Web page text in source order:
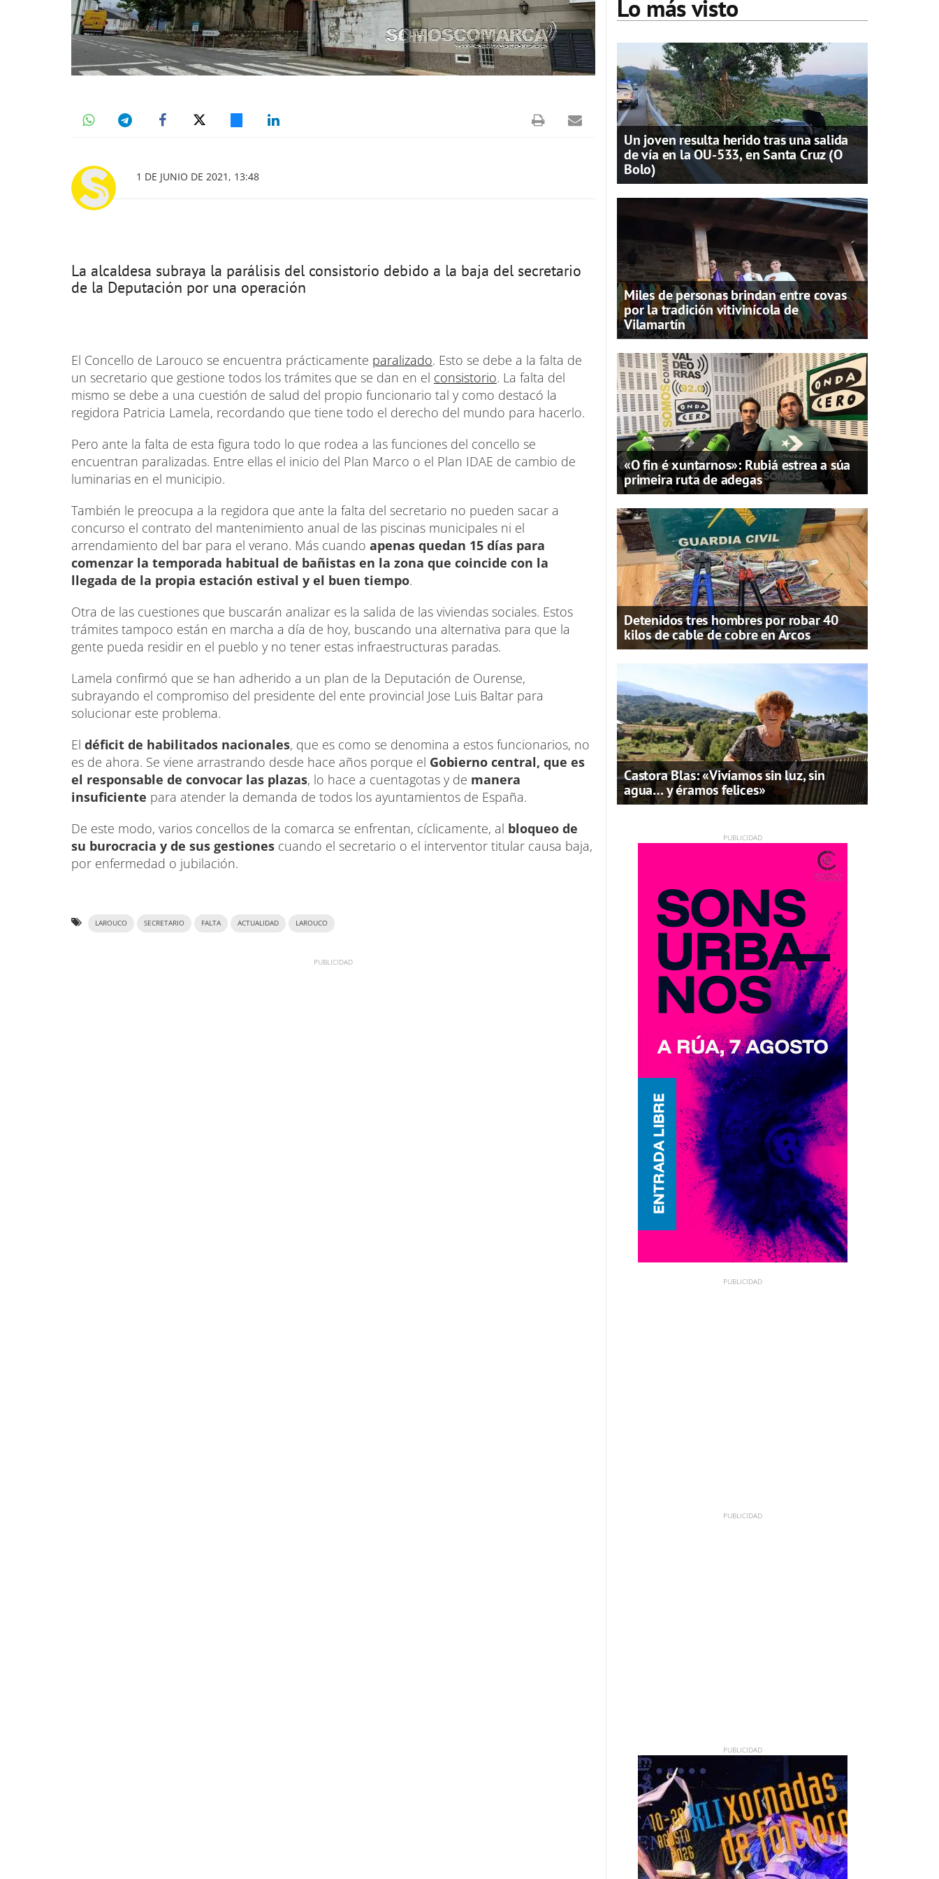
1 DE JUNIO DE 2021, 13:48
La alcaldesa subraya la parálisis del consistorio debido a la baja del secretario
de la Deputación por una operación
El Concello de Larouco se encuentra prácticamente paralizado. Esto se debe a la falta de
un secretario que gestione todos los trámites que se dan en el consistorio. La falta del
mismo se debe a una cuestión de salud del propio funcionario tal y como destacó la
regidora Patricia Lamela, recordando que tiene todo el derecho del mundo para hacerlo.
Pero ante la falta de esta figura todo lo que rodea a las funciones del concello se
encuentran paralizadas. Entre ellas el inicio del Plan Marco o el Plan IDAE de cambio de
luminarias en el municipio.
También le preocupa a la regidora que ante la falta del secretario no pueden sacar a
concurso el contrato del mantenimiento anual de las piscinas municipales ni el
arrendamiento del bar para el verano. Más cuando apenas quedan 15 días para
comenzar la temporada habitual de bañistas en la zona que coincide con la
llegada de la propia estación estival y el buen tiempo.
Otra de las cuestiones que buscarán analizar es la salida de las viviendas sociales. Estos
trámites tampoco están en marcha a día de hoy, buscando una alternativa para que la
gente pueda residir en el pueblo y no tener estas infraestructuras paradas.
Lamela confirmó que se han adherido a un plan de la Deputación de Ourense,
subrayando el compromiso del presidente del ente provincial Jose Luis Baltar para
solucionar este problema.
El déficit de habilitados nacionales, que es como se denomina a estos funcionarios, no
es de ahora. Se viene arrastrando desde hace años porque el Gobierno central, que es
el responsable de convocar las plazas, lo hace a cuentagotas y de manera
insuficiente para atender la demanda de todos los ayuntamientos de España.
De este modo, varios concellos de la comarca se enfrentan, cíclicamente, al bloqueo de
su burocracia y de sus gestiones cuando el secretario o el interventor titular causa baja,
por enfermedad o jubilación.
LAROUCO SECRETARIO FALTA ACTUALIDAD LAROUCO
Lo más visto
Un joven resulta herido tras una salida
de vía en la OU-533, en Santa Cruz (O
Bolo)
Miles de personas brindan entre covas
por la tradición vitivinícola de
Vilamartín
«O fin é xuntarnos»: Rubiá estrea a súa
primeira ruta de adegas
Detenidos tres hombres por robar 40
kilos de cable de cobre en Arcos
Castora Blas: «Vivíamos sin luz, sin
agua… y éramos felices»